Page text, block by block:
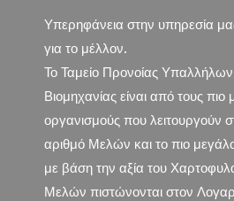
Υπερηφάνεια στην υπηρεσία
για το μέλλον.
Το Ταμείο Προνοίας
Βιομηχανίας είναι από τους πιο
οργανισμούς που λειτουργούν
αριθμό Μελών και το πιο
με βάση την αξία του
Μελών πιστώνονται στον